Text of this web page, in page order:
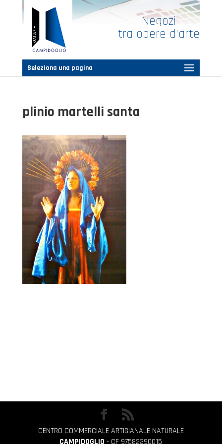
Negozi
tra opere d’arte
Seleziona una pagina
plinio martelli santa
CENTRO COMMERCIALE ARTIGIANALE NATURALE
CAMPIDOGLIO - CF 97582390015